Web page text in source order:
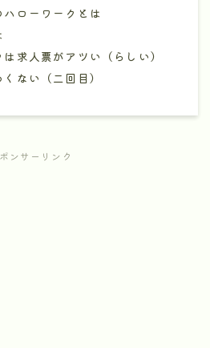
ローワークとは
求人票がアツい（らしい）
ない（二回目）
ンサーリンク